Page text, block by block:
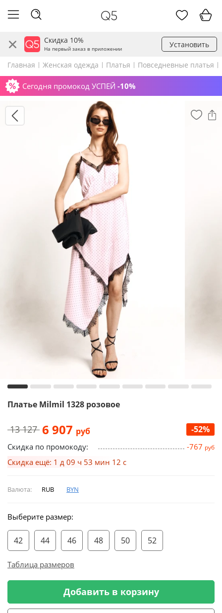
Скидка 10%
На первый заказ в приложении Установить
Главная Женская одежда Платья Повседневные платья
Сегодня промокод УСПЕЙ -10%
Платье Milmil 1328 розовое
13 127 6 907 руб -52%
Скидка по промокоду: -767 руб
Скидка ещё: 1 д 09 ч 53 мин 12 с
Валюта: RUB BYN
Выберите размер:
42 44 46 48 50 52
Таблица размеров
Добавить в корзину